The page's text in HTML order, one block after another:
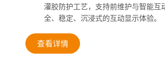
灌胶防护工艺，支持前维护与智能互
全、稳定、沉浸式的互动显示体验。
查看详情